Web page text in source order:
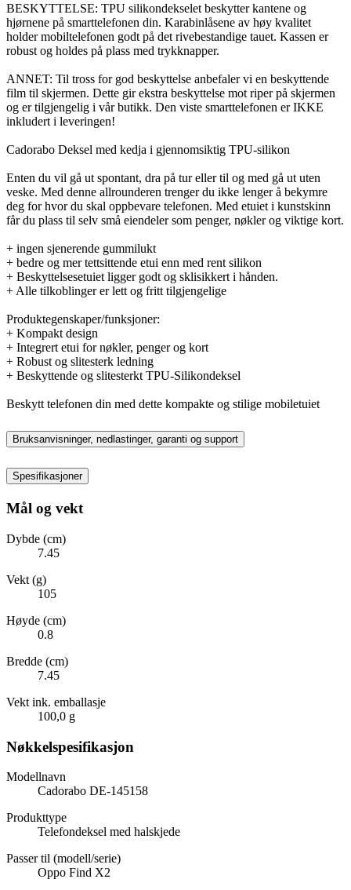
BESKYTTELSE: TPU silikondekselet beskytter kantene og
hjørnene på smarttelefonen din. Karabinlåsene av høy kvalitet
holder mobiltelefonen godt på det rivebestandige tauet. Kassen er
robust og holdes på plass med trykknapper.
ANNET: Til tross for god beskyttelse anbefaler vi en beskyttende
film til skjermen. Dette gir ekstra beskyttelse mot riper på skjermen
og er tilgjengelig i vår butikk. Den viste smarttelefonen er IKKE
inkludert i leveringen!
Cadorabo Deksel med kedja i gjennomsiktig TPU-silikon
Enten du vil gå ut spontant, dra på tur eller til og med gå ut uten
veske. Med denne allrounderen trenger du ikke lenger å bekymre
deg for hvor du skal oppbevare telefonen. Med etuiet i kunstskinn
får du plass til selv små eiendeler som penger, nøkler og viktige kort.
+ ingen sjenerende gummilukt
+ bedre og mer tettsittende etui enn med rent silikon
+ Beskyttelsesetuiet ligger godt og sklisikkert i hånden.
+ Alle tilkoblinger er lett og fritt tilgjengelige
Produktegenskaper/funksjoner:
+ Kompakt design
+ Integrert etui for nøkler, penger og kort
+ Robust og slitesterk ledning
+ Beskyttende og slitesterkt TPU-Silikondeksel
Beskytt telefonen din med dette kompakte og stilige mobiletuiet
Bruksanvisninger, nedlastinger, garanti og support
Spesifikasjoner
Mål og vekt
Dybde (cm)
7.45
Vekt (g)
105
Høyde (cm)
0.8
Bredde (cm)
7.45
Vekt ink. emballasje
100,0 g
Nøkkelspesifikasjon
Modellnavn
Cadorabo DE-145158
Produkttype
Telefondeksel med halskjede
Passer til (modell/serie)
Oppo Find X2